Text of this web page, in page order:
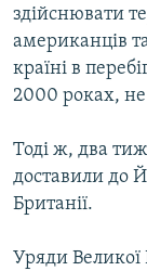
здійснювати
американців
країні в
2000 роках, не
Тоді ж, два
доставили до
Британії.
Уряди Великої